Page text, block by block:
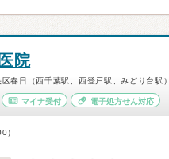
院
春日（西千葉駅、西登戸駅、みどり台駅）
マイナ受付 電子処方せん対応
）